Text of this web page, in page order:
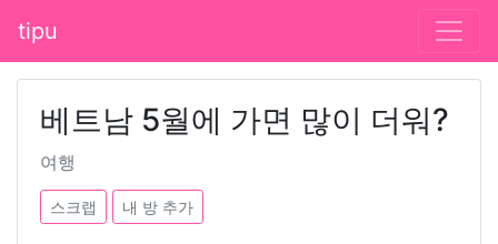
tipu
베트남 5월에 가면 많이 더워?
여행
스크랩 내 방 추가